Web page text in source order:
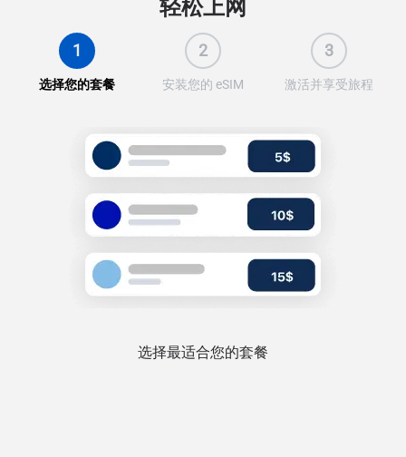
轻松上网
1
选择您的套餐
2
安装您的 eSIM
3
激活并享受旅程
选择最适合您的套餐